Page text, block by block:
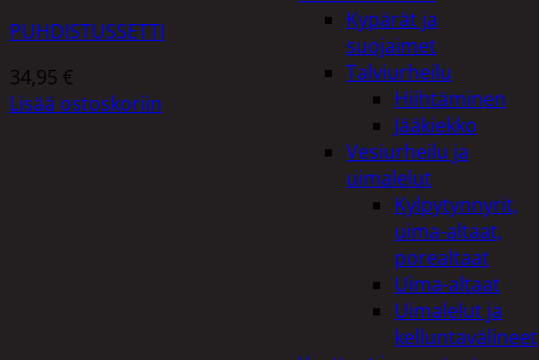
Kypärät ja
suojaimet
Talviurheilu
Hiihtäminen
Jääkiekko
Vesiurheilu ja
uimalelut
Kylpytynnyrit,
uima-altaat,
porealtaat
Uima-altaat
Uimalelut ja
kelluntavälineet
PUHDISTUSSETTI
34,95 €
Lisää ostoskoriin